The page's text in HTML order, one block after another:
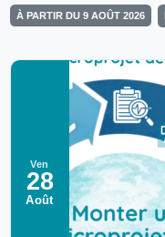
À PARTIR DU 9 AOÛT 2026
Ven
28
Août